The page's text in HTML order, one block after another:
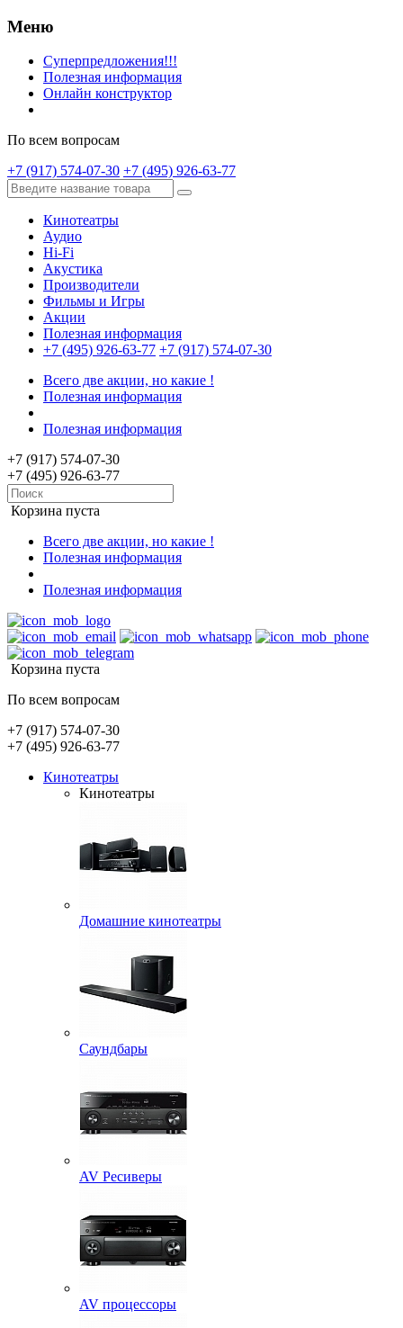
Меню
Суперпредложения!!!
Полезная информация
Онлайн конструктор
По всем вопросам
+7 (917) 574-07-30 +7 (495) 926-63-77
Кинотеатры
Аудио
Hi-Fi
Акустика
Производители
Фильмы и Игры
Акции
Полезная информация
+7 (495) 926-63-77 +7 (917) 574-07-30
Всего две акции, но какие !
Полезная информация
Полезная информация
+7 (917) 574-07-30
+7 (495) 926-63-77
Корзина пуста
Всего две акции, но какие !
Полезная информация
Полезная информация
Корзина пуста
По всем вопросам
+7 (917) 574-07-30
+7 (495) 926-63-77
Кинотеатры
Кинотеатры
Домашние кинотеатры
Саундбары
AV Ресиверы
AV процессоры